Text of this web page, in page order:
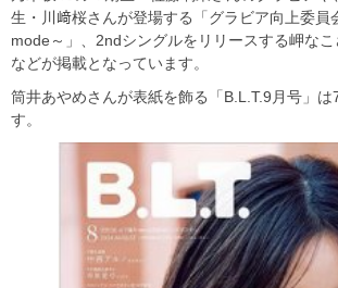
生・川﨑桜さんが登場する「グラビア向上委員
mode～」、2ndシングルをリリースする岬な
などが掲載となっています。
筒井あやめさんが表紙を飾る「B.L.T.9月号」
す。